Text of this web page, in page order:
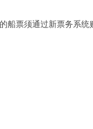
船票须通过新票务系统